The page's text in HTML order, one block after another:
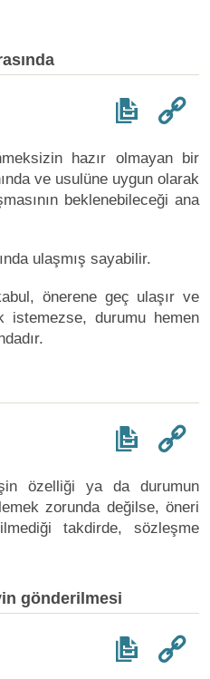
hazır olmayan bir
ve usulüne uygun olarak
beklenebileceği ana
ulaşmış sayabilir.
önerene geç ulaşır ve
istemezse, durumu hemen
özelliği ya da durumun
zorunda değilse, öneri
takdirde, sözleşme
gönderilmesi